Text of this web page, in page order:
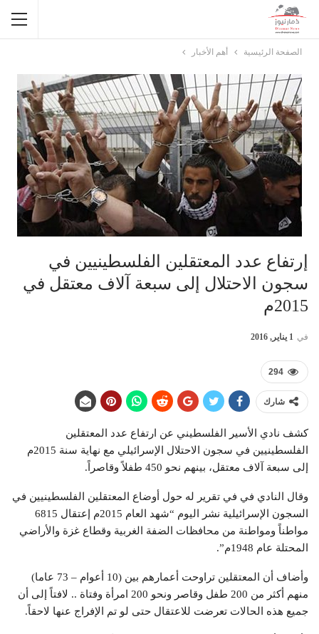
الصفحة الرئيسية أهم الأخبار
إرتفاع عدد المعتقلين الفلسطينيين في
سجون الاحتلال إلى سبعة آلاف معتقل في
2015م
في 1 يناير, 2016
294
شارك
كشف نادي الأسير الفلسطيني عن ارتفاع عدد المعتقلين
الفلسطينيين في سجون الاحتلال الإسرائيلي مع نهاية سنة 2015م
إلى سبعة آلاف معتقل، بينهم نحو 450 طفلاً وقاصراً.
وقال النادي في في تقرير له حول أوضاع المعتقلين الفلسطينيين في
السجون الإسرائيلية نشر اليوم “شهد العام 2015م إعتقال 6815
مواطناً ومواطنة من محافظات الضفة الغربية وقطاع غزة والأراضي
المحتلة عام 1948م”.
وأضاف أن المعتقلين تراوحت أعمارهم بين (10 أعوام – 73 عاما)
منهم أكثر من 200 طفل وقاصر ونحو 200 امرأة وفتاة .. لافتاً إلى أن
جميع هذه الحالات تعرضت للاعتقال حتى لو تم الإفراج عنها لاحقاً.